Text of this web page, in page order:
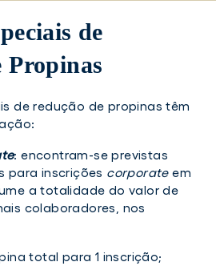
de
Propinas
de redução de propinas têm
: encontram-se previstas
para inscrições corporateem
a totalidade do valor de
colaboradores, nos
total para 1 inscrição;